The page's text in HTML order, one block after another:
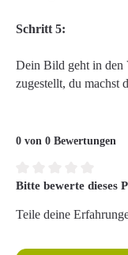
Schritt 5:
Dein Bild geht in den
zugestellt, du machst
0 von 0 Bewertungen
Durchschnittliche
Bitte bewerte dieses
Teile deine